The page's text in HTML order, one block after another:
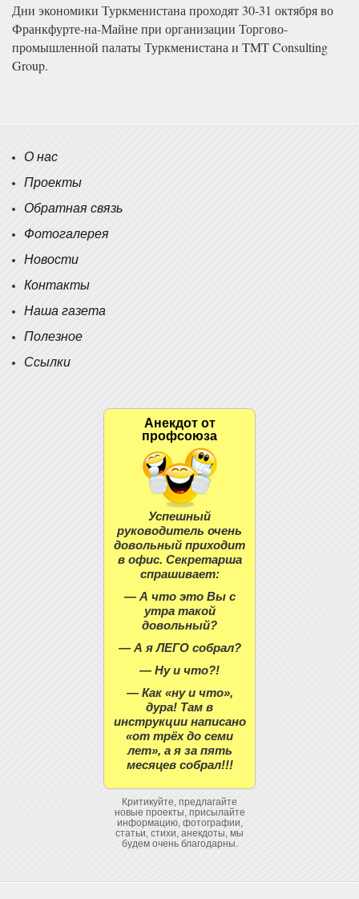
Дни экономики Туркменистана проходят 30-31 октября во
Франкфурте-на-Майне при организации Торгово-
промышленной палаты Туркменистана и TMT Consulting
Group.
О нас
Проекты
Обратная связь
Фотогалерея
Новости
Контакты
Наша газета
Полезное
Ссылки
Анекдот от
профсоюза
Успешный
руководитель очень
довольный приходит
в офис. Секретарша
спрашивает:
— А что это Вы с
утра такой
довольный?
— А я ЛЕГО собрал?
— Ну и что?!
— Как «ну и что»,
дура! Там в
инструкции написано
«от трёх до семи
лет», а я за пять
месяцев собрал!!!
Критикуйте, предлагайте
новые проекты, присылайте
информацию, фотографии,
статьи, стихи, анекдоты, мы
будем очень благодарны.